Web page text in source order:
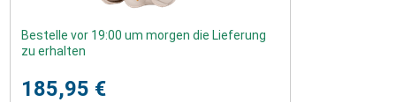
Bestelle vor 19:00 um morgen die Lieferung
zu erhalten
185,95 €